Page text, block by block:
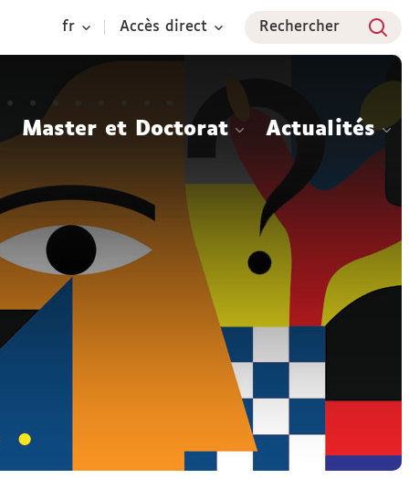
fr Accès direct Rechercher
Master et Doctorat Actualités